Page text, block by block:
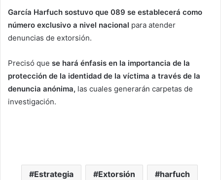
García Harfuch sostuvo que 089 se establecerá como
número exclusivo a nivel nacional para atender
denuncias de extorsión.
Precisó que se hará énfasis en la importancia de la
protección de la identidad de la víctima a través de la
denuncia anónima, las cuales generarán carpetas de
investigación.
Estrategia Extorsión harfuch